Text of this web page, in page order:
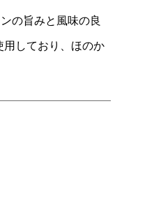
の旨みと風味の良
用しており、ほのか